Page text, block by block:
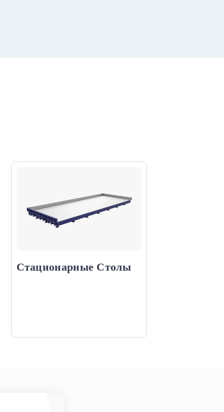
Стационарные Столы